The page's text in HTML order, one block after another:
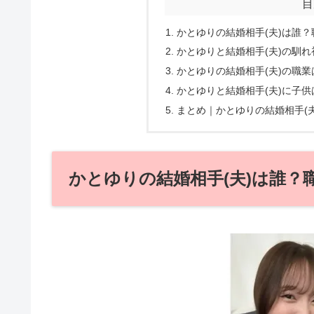
かとゆりの結婚相手(夫)は誰？
かとゆりと結婚相手(夫)の馴れ
かとゆりの結婚相手(夫)の職業
かとゆりと結婚相手(夫)に子供
まとめ｜かとゆりの結婚相手(
かとゆりの結婚相手(夫)は誰？